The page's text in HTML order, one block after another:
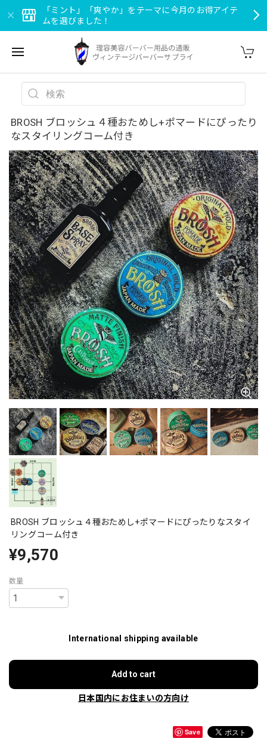
「ミント」「爽やか」をテーマに今月のお得アイテ
ムを選びました！
BROSH ブロッシュ４種おためし+ポマードにぴったり
なスタイリングコーム付き
BROSH ブロッシュ４種おためし+ポマードにぴったりなスタイ
リングコーム付き
¥9,570
数量
International shipping available
Add to cart
日本国内にお住まいの方向け
Save